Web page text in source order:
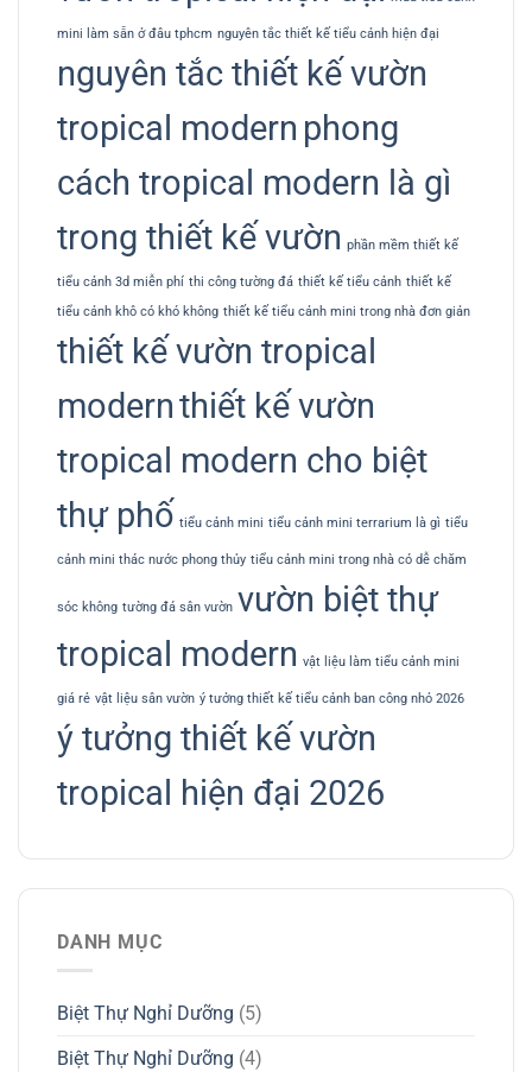
mini làm sẵn ở đâu tphcm nguyên tắc thiết kế tiểu cảnh hiện đại
nguyên tắc thiết kế vườn
tropical modern phong
cách tropical modern là gì
trong thiết kế vườn phần mềm thiết kế
tiểu cảnh 3d miễn phí thi công tường đá thiết kế tiểu cảnh thiết kế
tiểu cảnh khô có khó không thiết kế tiểu cảnh mini trong nhà đơn giản
thiết kế vườn tropical
modernthiết kế vườn
tropical modern cho biệt
thự phố tiểu cảnh mini tiểu cảnh mini terrarium là gì tiểu
cảnh mini thác nước phong thủy tiểu cảnh mini trong nhà có dễ chăm
sóc không tường đá sân vườn vườn biệt thự
tropical modern vật liệu làm tiểu cảnh mini
giá rẻ vật liệu sân vườn ý tưởng thiết kế tiểu cảnh ban công nhỏ 2026
ý tưởng thiết kế vườn
tropical hiện đại 2026
DANH MỤC
Biệt Thự Nghỉ Dưỡng (5)
Biệt Thự Nghỉ Dưỡng (4)